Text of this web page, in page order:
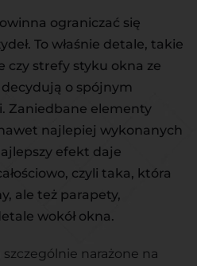
ograniczać się
To właśnie detale, takie
czy strefy styku okna ze
o spójnym
Zaniedbane elementy
najlepiej wykonanych
efekt daje
czyli taka, która
ale też parapety,
wokół okna.
narażone na